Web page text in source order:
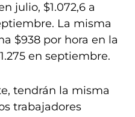
julio, $1.072,6 a
La misma
$938 por hora en la
en septiembre.
tendrán la misma
trabajadores